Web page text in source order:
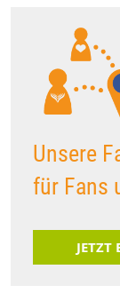
Unsere
für Fans
JETZT